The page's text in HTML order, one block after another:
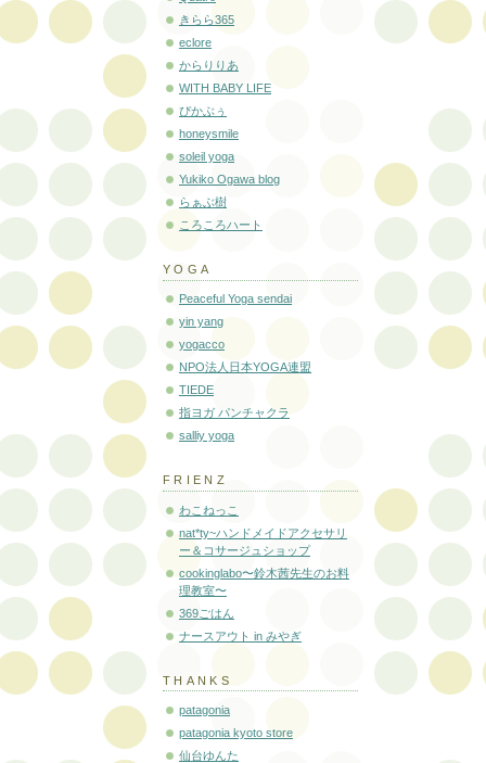
きらら365
eclore
からりりあ
WITH BABY LIFE
ぴかぶぅ
honeysmile
soleil yoga
Yukiko Ogawa blog
らぁぶ樹
ころころハート
YOGA
Peaceful Yoga sendai
yin yang
yogacco
NPO法人日本YOGA連盟
TIEDE
指ヨガ パンチャクラ
salliy yoga
FRIENZ
わこねっこ
nat*ty~ハンドメイドアクセサリ
ー＆コサージュショップ
cookinglabo〜鈴木茜先生のお料
理教室〜
369ごはん
ナースアウト in みやぎ
THANKS
patagonia
patagonia kyoto store
仙台ゆんた